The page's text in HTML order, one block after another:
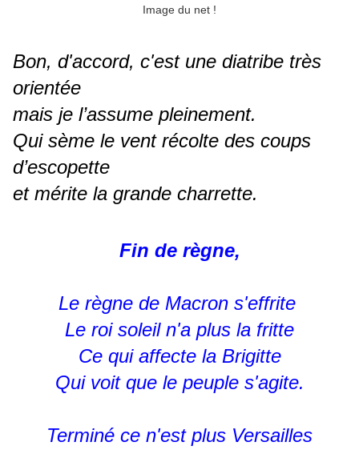
Image du net !
Bon, d'accord, c'est une diatribe très
orientée
mais je l’assume pleinement.
Qui sème le vent récolte des coups
d’escopette
et mérite la grande charrette.
Fin de règne,
Le règne de Macron s'effrite
Le roi soleil n'a plus la fritte
Ce qui affecte la Brigitte
Qui voit que le peuple s'agite.
Terminé ce n'est plus Versailles